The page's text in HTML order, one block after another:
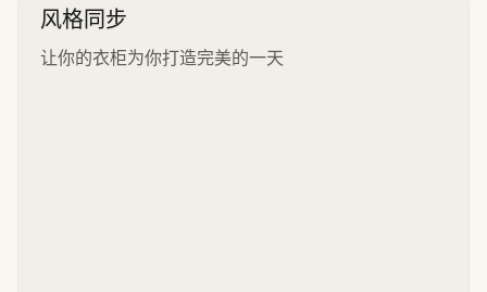
风格同步
让你的衣柜为你打造完美的一天